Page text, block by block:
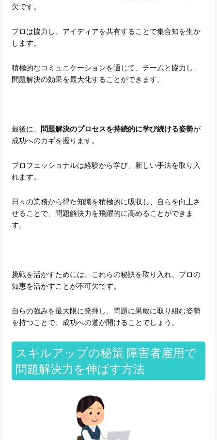
欠です。
プロは協力し、アイディアを共有することで集合知を生か
します。
積極的なコミュニケーションを通じて、チームと協力し、
問題解決の効果を最大化することができます。
最後に、 問題解決のプロセスを持続的に学び続ける姿勢が
成功へのカギを握ります。
プロフェッショナルは経験から学び、新しい手法を取り入
れます。
日々の業務から得た知識を積極的に吸収し、自らを向上さ
せることで、問題解決力を飛躍的に高めることができま
す。
挑戦を活かすためには、これらの秘訣を取り入れ、プロの
知恵を活かすことが不可欠です。
自らの強みを最大限に発揮し、問題に果敢に取り組む姿勢
を持つことで、成功への道が開けることでしょう。
スキルアップの秘策 障害者雇用で
問題解決力を伸ばす方法